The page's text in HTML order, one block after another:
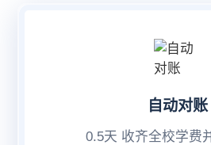
自动对账
0.5天 收齐全校学费